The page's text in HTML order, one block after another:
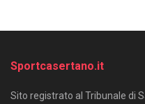
Sportcasertano.it
Sito registrato al Tribunale di